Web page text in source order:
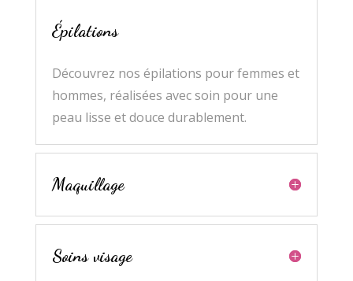
Épilations
Découvrez nos épilations pour femmes et
hommes, réalisées avec soin pour une
peau lisse et douce durablement.
Maquillage
Soins visage